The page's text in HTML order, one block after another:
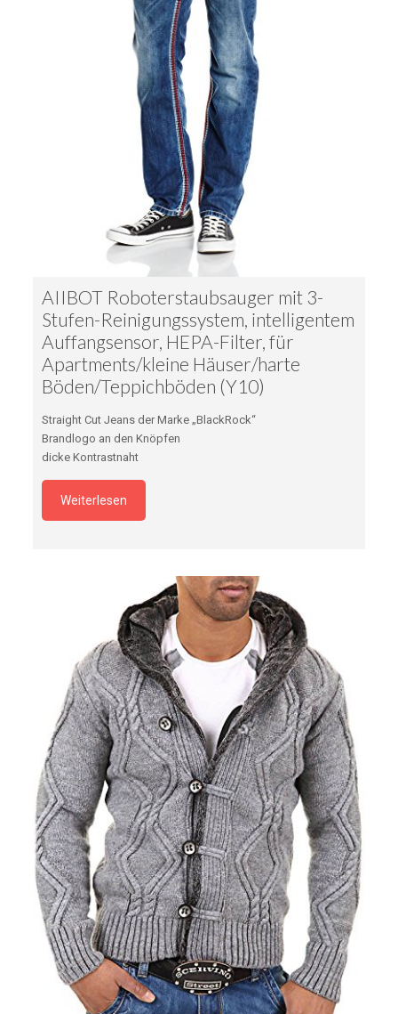
AIIBOT Roboterstaubsauger mit 3-
Stufen-Reinigungssystem, intelligentem
Auffangsensor, HEPA-Filter, für
Apartments/kleine Häuser/harte
Böden/Teppichböden (Y10)
Straight Cut Jeans der Marke „BlackRock“
Brandlogo an den Knöpfen
dicke Kontrastnaht
Weiterlesen